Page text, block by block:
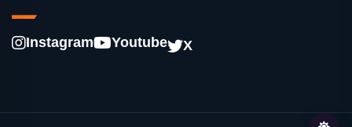
Instagram Youtube X